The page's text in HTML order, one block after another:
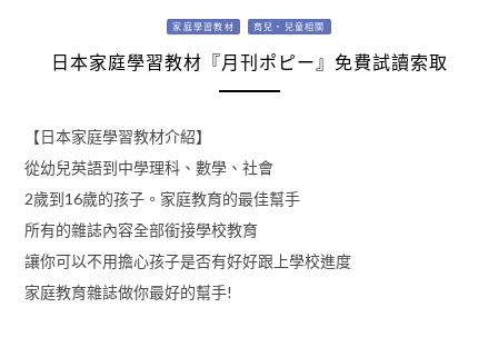
家庭學習教材 育兒・兒童相關
日本家庭學習教材『月刊ポピー』免費試讀索取
【日本家庭學習教材介紹】
從幼兒英語到中學理科、數學、社會
2歲到16歲的孩子。家庭教育的最佳幫手
所有的雜誌內容全部銜接學校教育
讓你可以不用擔心孩子是否有好好跟上學校進度
家庭教育雜誌做你最好的幫手!